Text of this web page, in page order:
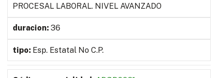
PROCESAL LABORAL. NIVEL AVANZADO
36
Esp. Estatal No C.P.